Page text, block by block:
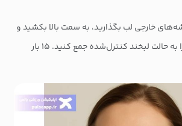
خارجی لب بگذارید، به سمت بالا بکشید و
در همین زمان لب‌ها را به حالت لبخند کنترل‌شده جمع کنید. ۱۵ بار